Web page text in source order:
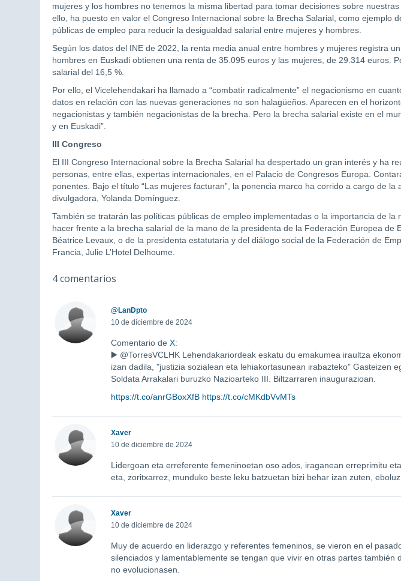
mujeres y los hombres no tenemos la misma libertad para tomar decisiones sobre
ello, ha puesto en valor el Congreso Internacional sobre la Brecha Salarial, como ejemplo
públicas de empleo para reducir la desigualdad salarial entre mujeres y hombres.
Según los datos del INE de 2022, la renta media anual entre hombres y mujeres registra
hombres en Euskadi obtienen una renta de 35.095 euros y las mujeres, de 29.314 euros.
salarial del 16,5 %.
Por ello, el Vicelehendakari ha llamado a “combatir radicalmente” el negacionismo en
datos en relación con las nuevas generaciones no son halagüeños. Aparecen en el
negacionistas y también negacionistas de la brecha. Pero la brecha salarial existe en el
y en Euskadi”.
III Congreso
El III Congreso Internacional sobre la Brecha Salarial ha despertado un gran interés y ha
personas, entre ellas, expertas internacionales, en el Palacio de Congresos Europa.
ponentes. Bajo el título “Las mujeres facturan”, la ponencia marco ha corrido a cargo de la
divulgadora, Yolanda Domínguez.
También se tratarán las políticas públicas de empleo implementadas o la importancia de la
hacer frente a la brecha salarial de la mano de la presidenta de la Federación Europea de
Béatrice Levaux, o de la presidenta estatutaria y del diálogo social de la Federación de
Francia, Julie L’Hotel Delhoume.
4 comentarios
@LanDpto
10 de diciembre de 2024
Comentario deX:
▶️ @TorresVCLHK Lehendakariordeak eskatu du emakumea iraultza
izan dadila, "justizia sozialean eta lehiakortasunean irabazteko" Gasteizen
Soldata Arrakalari buruzko Nazioarteko III. Biltzarraren inaugurazioan.
https://t.co/anrGBoxXfB https://t.co/cMKdbVvMTs
Xaver
10 de diciembre de 2024
Lidergoan eta erreferente femeninoetan oso ados, iraganean erreprimitu
eta, zoritxarrez, munduko beste leku batzuetan bizi behar izan zuten,
Xaver
10 de diciembre de 2024
Muy de acuerdo en liderazgo y referentes femeninos, se vieron en el
silenciados y lamentablemente se tengan que vivir en otras partes también
no evolucionasen.